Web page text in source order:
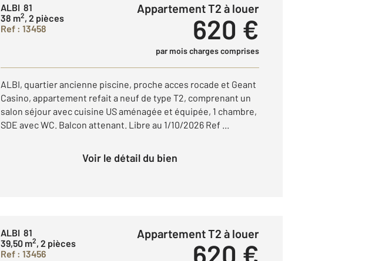
ALBI 81
38 m2, 2 pièces
Ref : 13458
Appartement T2 à louer
620 €
par mois charges comprises
ALBI, quartier ancienne piscine, proche acces rocade et Geant
Casino, appartement refait a neuf de type T2, comprenant un
salon séjour avec cuisine US aménagée et équipée, 1 chambre,
SDE avec WC. Balcon attenant. Libre au 1/10/2026 Ref ...
Voir le détail du bien
ALBI 81
39,50 m2, 2 pièces
Ref : 13456
Appartement T2 à louer
620 €